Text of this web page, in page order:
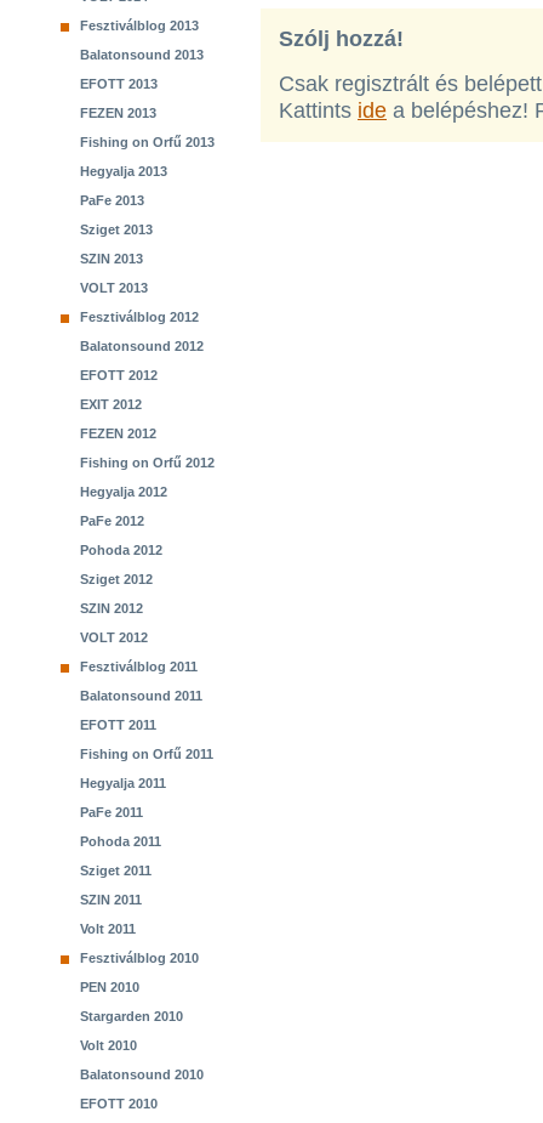
Fesztiválblog 2013
Balatonsound 2013
EFOTT 2013
FEZEN 2013
Fishing on Orfű 2013
Hegyalja 2013
PaFe 2013
Sziget 2013
SZIN 2013
VOLT 2013
Fesztiválblog 2012
Balatonsound 2012
EFOTT 2012
EXIT 2012
FEZEN 2012
Fishing on Orfű 2012
Hegyalja 2012
PaFe 2012
Pohoda 2012
Sziget 2012
SZIN 2012
VOLT 2012
Fesztiválblog 2011
Balatonsound 2011
EFOTT 2011
Fishing on Orfű 2011
Hegyalja 2011
PaFe 2011
Pohoda 2011
Sziget 2011
SZIN 2011
Volt 2011
Fesztiválblog 2010
PEN 2010
Stargarden 2010
Volt 2010
Balatonsound 2010
EFOTT 2010
Szólj hozzá!
Csak regisztrált és
Kattints ide a belépéshez!